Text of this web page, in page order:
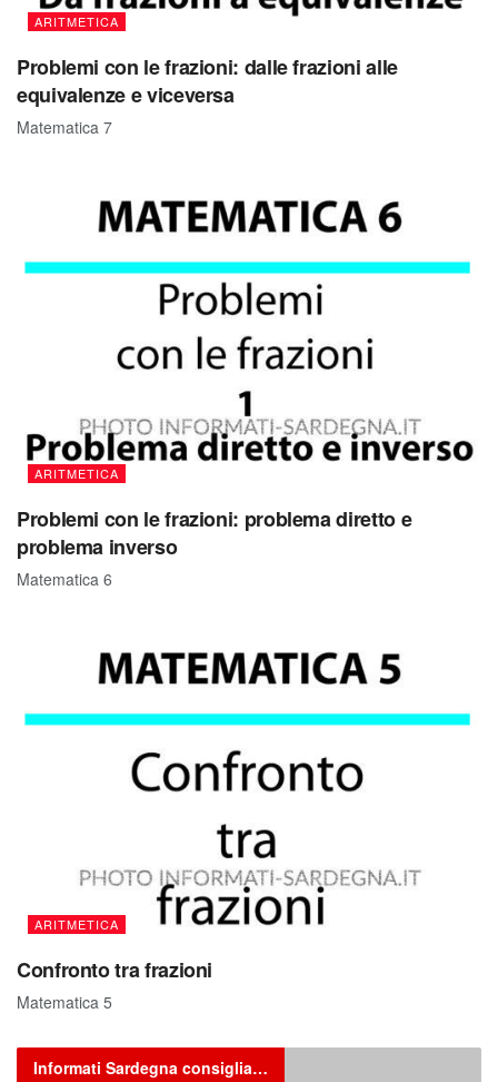
ARITMETICA
Problemi con le frazioni: dalle frazioni alle
equivalenze e viceversa
Matematica 7
ARITMETICA
Problemi con le frazioni: problema diretto e
problema inverso
Matematica 6
ARITMETICA
Confronto tra frazioni
Matematica 5
Informati Sardegna consiglia…